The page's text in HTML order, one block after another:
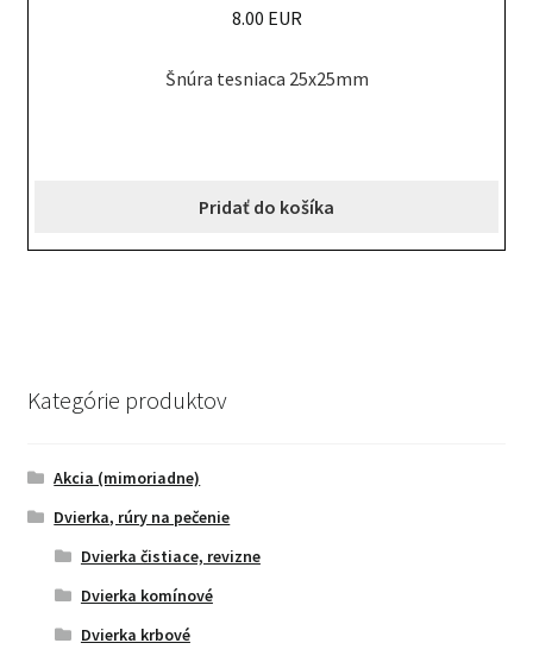
Šnúra tesniaca 25x25mm
8.00 EUR
Pridať do košíka
Kategórie produktov
Akcia (mimoriadne)
Dvierka, rúry na pečenie
Dvierka čistiace, revizne
Dvierka komínové
Dvierka krbové